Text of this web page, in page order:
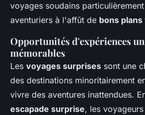
voyages soudains
aventuriers à l'affût de bons
Opportunités d'expériences
mémorables
Les voyages surprises sont une
des destinations minoritairement
vivre des aventures inattendues.
escapade surprise, les